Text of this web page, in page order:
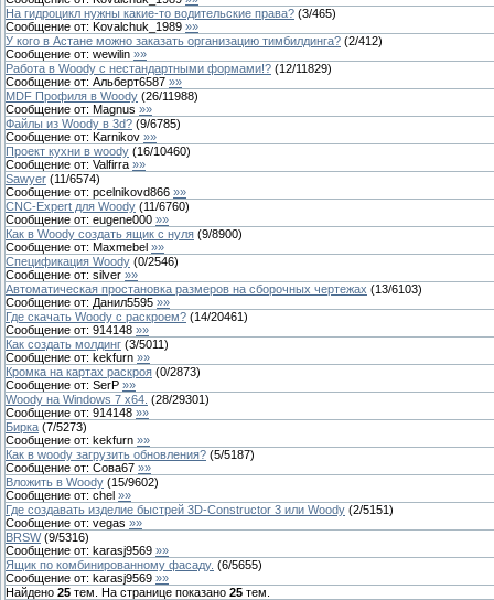
На гидроцикл нужны какие-то водительские права? (3/465)
Сообщение от: Kovalchuk_1989 »»
У кого в Астане можно заказать организацию тимбилдинга? (2/412)
Сообщение от: wewilin »»
Работа в Woody с нестандартными формами!? (12/11829)
Сообщение от: Альберт6587 »»
MDF Профиля в Woody (26/11988)
Сообщение от: Magnus »»
Файлы из Woody в 3d? (9/6785)
Сообщение от: Karnikov »»
Проект кухни в woody (16/10460)
Сообщение от: Valfirra »»
Sawyer (11/6574)
Сообщение от: pcelnikovd866 »»
CNC-Expert для Woody (11/6760)
Сообщение от: eugene000 »»
Как в Woody создать ящик с нуля (9/8900)
Сообщение от: Maxmebel »»
Спецификация Woody (0/2546)
Сообщение от: silver »»
Автоматическая простановка размеров на сборочных чертежах (13/6103)
Сообщение от: Данил5595 »»
Где скачать Woody с раскроем? (14/20461)
Сообщение от: 914148 »»
Как создать молдинг (3/5011)
Сообщение от: kekfurn »»
Кромка на картах раскроя (0/2873)
Сообщение от: SerP »»
Woody на Windows 7 х64. (28/29301)
Сообщение от: 914148 »»
Бирка (7/5273)
Сообщение от: kekfurn »»
Как в woody загрузить обновления? (5/5187)
Сообщение от: Сова67 »»
Вложить в Woody (15/9602)
Сообщение от: chel »»
Где создавать изделие быстрей 3D-Constructor 3 или Woody (2/5151)
Сообщение от: vegas »»
BRSW (9/5316)
Сообщение от: karasj9569 »»
Ящик по комбинированному фасаду. (6/5655)
Сообщение от: karasj9569 »»
Найдено 25 тем. На странице показано 25 тем.